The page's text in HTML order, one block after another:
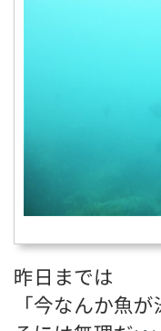
昨日までは
「今なんか魚